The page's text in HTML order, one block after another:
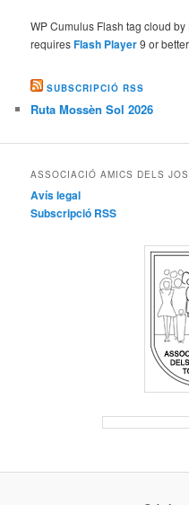
WP Cumulus Flash tag cloud by
requiresFlash Player9 or better.
SUBSCRIPCIÓ RSS
Ruta Mossèn Sol 2026
ASSOCIACIÓ AMICS DELS
Avís legal
Subscripció RSS